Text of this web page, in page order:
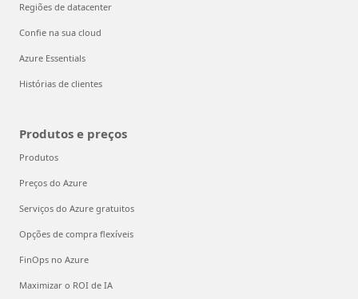
Regiões de datacenter
Confie na sua cloud
Azure Essentials
Histórias de clientes
Produtos e preços
Produtos
Preços do Azure
Serviços do Azure gratuitos
Opções de compra flexíveis
FinOps no Azure
Maximizar o ROI de IA